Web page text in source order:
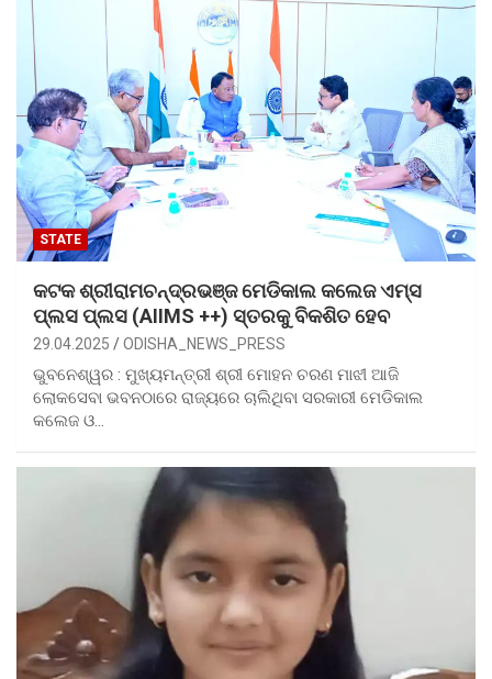
STATE
କଟକ ଶ୍ରୀରାମଚନ୍ଦ୍ରଭଞ୍ଜ ମେଡିକାଲ କଲେଜ ଏମ୍‌ସ
ପ୍ଲସ ପ୍ଲସ (AIIMS ++) ସ୍ତରକୁ ବିକଶିତ ହେବ
29.04.2025 ODISHA_NEWS_PRESS
ଭୁବନେଶ୍ୱର : ମୁଖ୍ୟମନ୍ତ୍ରୀ ଶ୍ରୀ ମୋହନ ଚରଣ ମାଝୀ ଆଜି
ଲୋକସେବା ଭବନଠାରେ ରାଜ୍ୟରେ ଚାଲିଥିବା ସରକାରୀ ମେଡିକାଲ
କଲେଜ ଓ…